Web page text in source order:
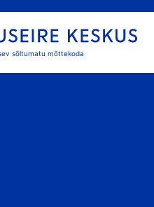
sõltumatu mõttekoda